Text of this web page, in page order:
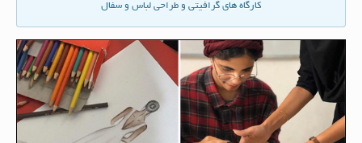
کارگاه های گرافيتى و طراحى لباس و سفال